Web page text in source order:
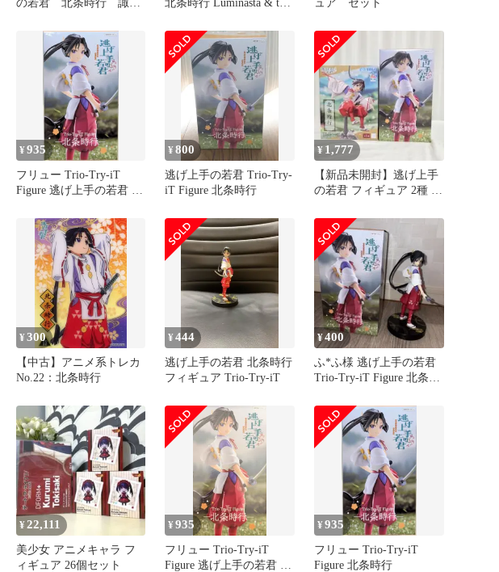
の若君 北条時行 諏訪
北条時行 Luminasta & trio
ュア セット
¥935
フリュー Trio-Try-iT
Figure 逃げ上手の若君 北
¥800
逃げ上手の若君 Trio-Try-
iT Figure 北条時行
¥ 1,777
【新品未開封】逃げ上手
の若君 フィギュア 2種 セ
¥300
【中古】アニメ系トレカ
No.22：北条時行
¥444
逃げ上手の若君 北条時行
フィギュア Trio-Try-iT
¥400
ふ*ふ様 逃げ上手の若君
Trio-Try-iT Figure 北条時
¥22,111
美少女 アニメキャラ フ
ィギュア 26個セット
¥935
フリュー Trio-Try-iT
Figure 逃げ上手の若君 北
¥935
フリュー Trio-Try-iT
Figure 北条時行